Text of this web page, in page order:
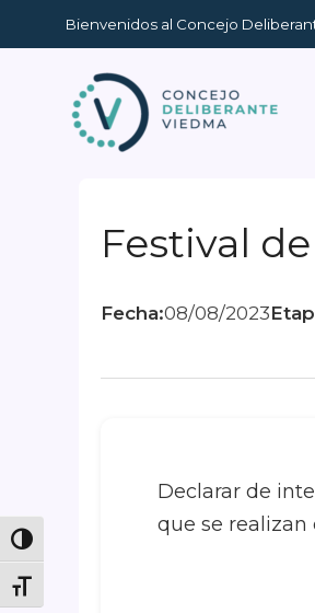
Toggle High Contrast
Toggle Font size
al
contenido
Bienvenidos al Concejo
Festival
Fecha:08/08/2023
Declarar de
que se realizan